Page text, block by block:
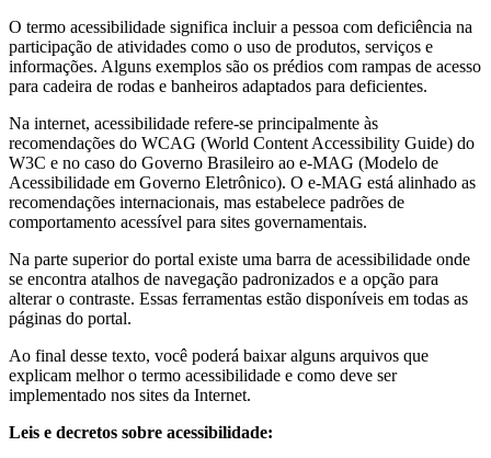
O termo acessibilidade significa incluir a pessoa com deficiência na
participação de atividades como o uso de produtos, serviços e
informações. Alguns exemplos são os prédios com rampas de acesso
para cadeira de rodas e banheiros adaptados para deficientes.
Na internet, acessibilidade refere-se principalmente às
recomendações do WCAG (World Content Accessibility Guide) do
W3C e no caso do Governo Brasileiro ao e-MAG (Modelo de
Acessibilidade em Governo Eletrônico). O e-MAG está alinhado as
recomendações internacionais, mas estabelece padrões de
comportamento acessível para sites governamentais.
Na parte superior do portal existe uma barra de acessibilidade onde
se encontra atalhos de navegação padronizados e a opção para
alterar o contraste. Essas ferramentas estão disponíveis em todas as
páginas do portal.
Ao final desse texto, você poderá baixar alguns arquivos que
explicam melhor o termo acessibilidade e como deve ser
implementado nos sites da Internet.
Leis e decretos sobre acessibilidade: